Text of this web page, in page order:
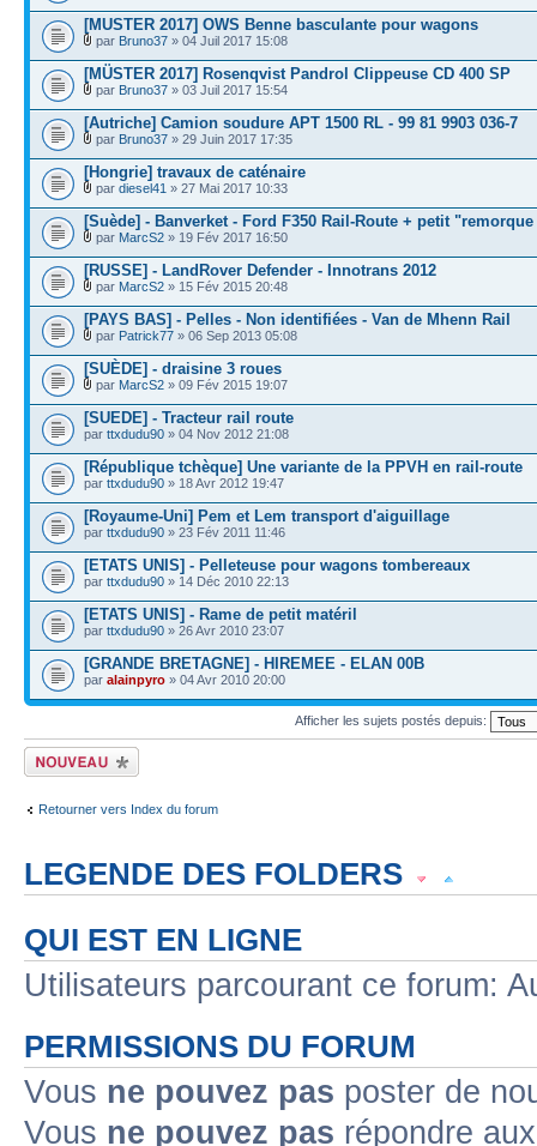
[MUSTER 2017] OWS Benne basculante pour wagons
par Bruno37 » 04 Juil 2017 15:08
[MÜSTER 2017] Rosenqvist Pandrol Clippeuse CD 400 SP
par Bruno37 » 03 Juil 2017 15:54
[Autriche] Camion soudure APT 1500 RL - 99 81 9903 036-7
par Bruno37 » 29 Juin 2017 17:35
[Hongrie] travaux de caténaire
par diesel41 » 27 Mai 2017 10:33
[Suède] - Banverket - Ford F350 Rail-Route + petit "remorque
par MarcS2 » 19 Fév 2017 16:50
[RUSSE] - LandRover Defender - Innotrans 2012
par MarcS2 » 15 Fév 2015 20:48
[PAYS BAS] - Pelles - Non identifiées - Van de Mhenn Rail
par Patrick77 » 06 Sep 2013 05:08
[SUÈDE] - draisine 3 roues
par MarcS2 » 09 Fév 2015 19:07
[SUEDE] - Tracteur rail route
par ttxdudu90 » 04 Nov 2012 21:08
[République tchèque] Une variante de la PPVH en rail-route
par ttxdudu90 » 18 Avr 2012 19:47
[Royaume-Uni] Pem et Lem transport d'aiguillage
par ttxdudu90 » 23 Fév 2011 11:46
[ETATS UNIS] - Pelleteuse pour wagons tombereaux
par ttxdudu90 » 14 Déc 2010 22:13
[ETATS UNIS] - Rame de petit matéril
par ttxdudu90 » 26 Avr 2010 23:07
[GRANDE BRETAGNE] - HIREMEE - ELAN 00B
par alainpyro » 04 Avr 2010 20:00
Afficher les sujets postés depuis:
Écrire un nouveau
sujet
Retourner vers Index du forum
LEGENDE DES FOLDERS
Sujet populaire lu Sujet lu fermé Sujet lu fermé dans lequel j'ai posté
Sujet populaire non lu Sujet non lu fermé Sujet non lu fermé dans
Topic déplacé
QUI EST EN LIGNE
Utilisateurs parcourant ce forum:
PERMISSIONS DU FORUM
Vous ne pouvez pas poster de
Vous ne pouvez pas répondre